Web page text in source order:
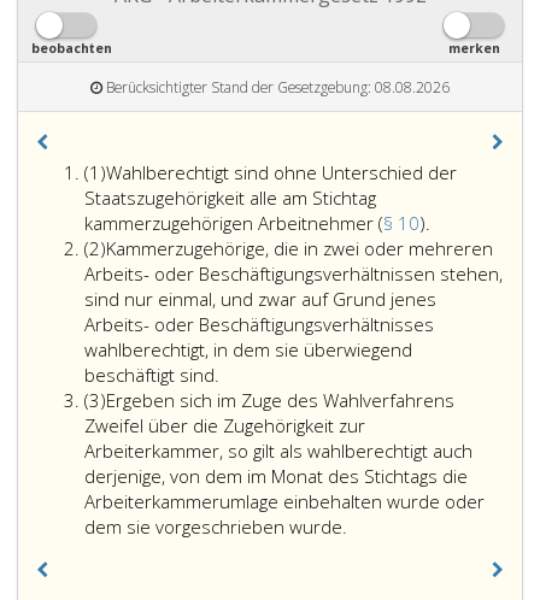
beobachten merken
Berücksichtigter Stand der Gesetzgebung: 08.08.2026
(1)Absatz
eins
Wahlberechtigt sind ohne Unterschied der
Staatszugehörigkeit alle am Stichtag
kammerzugehörigen Arbeitnehmer (§ 10).
sind
ohne
Unterschied
der
am
(Paragraph
(2)Absatz
2
Kammerzugehörige, die in zwei oder mehreren
Arbeits- oder Beschäftigungsverhältnissen stehen,
sind nur einmal, und zwar auf Grund jenes
Arbeits- oder Beschäftigungsverhältnisses
wahlberechtigt, in dem sie überwiegend
beschäftigt sind.
(3)Absatz
3
Ergeben sich im Zuge des Wahlverfahrens
Zweifel über die Zugehörigkeit zur
Arbeiterkammer, so gilt als wahlberechtigt auch
derjenige, von dem im Monat des Stichtags die
Arbeiterkammerumlage einbehalten wurde oder
dem sie vorgeschrieben wurde.